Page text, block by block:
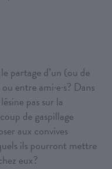
partage d’un (ou de
entre ami·e·s? Dans
pas sur la
de gaspillage
aux convives
ils pourront mettre
eux?